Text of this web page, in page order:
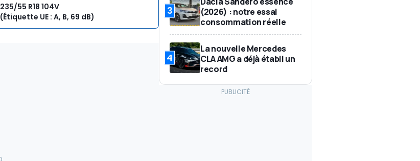
235/55 R18 104V
(Étiquette UE : A, B, 69 dB)
3
(2026) : notre essai
consommation réelle
4
La nouvelle Mercedes
CLA AMG a déjà établi un
record